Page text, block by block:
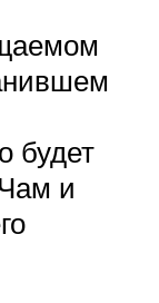
будет
и